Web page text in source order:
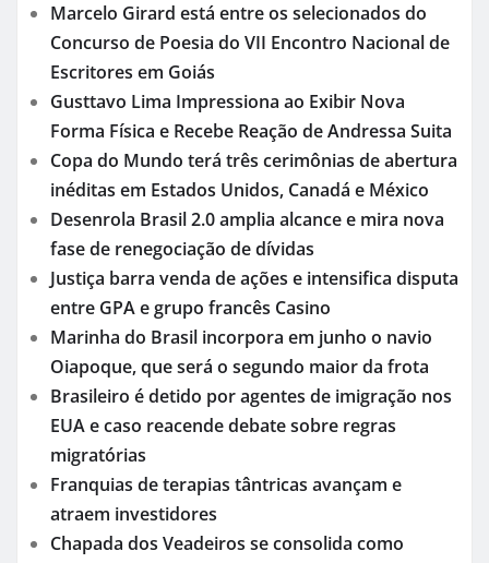
Marcelo Girard está entre os selecionados do
Concurso de Poesia do VII Encontro Nacional de
Escritores em Goiás
Gusttavo Lima Impressiona ao Exibir Nova
Forma Física e Recebe Reação de Andressa Suita
Copa do Mundo terá três cerimônias de abertura
inéditas em Estados Unidos, Canadá e México
Desenrola Brasil 2.0 amplia alcance e mira nova
fase de renegociação de dívidas
Justiça barra venda de ações e intensifica disputa
entre GPA e grupo francês Casino
Marinha do Brasil incorpora em junho o navio
Oiapoque, que será o segundo maior da frota
Brasileiro é detido por agentes de imigração nos
EUA e caso reacende debate sobre regras
migratórias
Franquias de terapias tântricas avançam e
atraem investidores
Chapada dos Veadeiros se consolida como